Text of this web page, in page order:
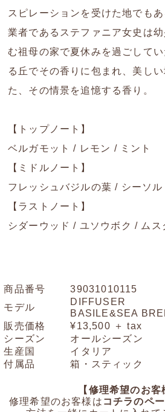
スピレーションを受けた地でも
業者であるステファニア女史は
む祖母の家で夏休みを過ごして
る丘でその香りに包まれ、美し
た、その情景を追憶する香り。
【トップノート】
ベルガモット / レモン / ミント
【ミドルノート】
フレッシュバジルの葉 / シーソ
【ラストノート】
シダーウッド / ユソウボク / ムス
商品番号
39031010115
モデル
DIFFUSER
BASILE&SEA
販売価格
¥13,500 ＋ tax
シーズン
オールシーズン
生産国
イタリア
付属品
箱・スティック
【修理希望のお客
修理希望のお客様は コチラのペ